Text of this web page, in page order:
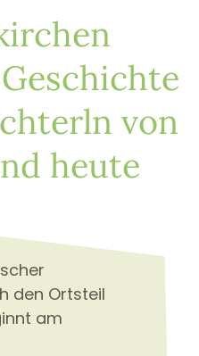
von
heute
den Ortsteil
am